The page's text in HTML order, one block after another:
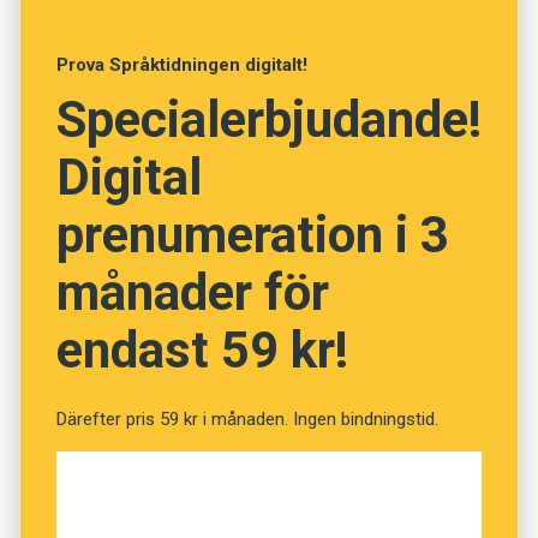
Foto: Pixabay
Prenumerera! Pröva 2 nummer av
Språktidningen för 99 kronor.
Kan du de svenska orden?
(Kviss #197)
Fråga1av12
Prova Språktidningen digitalt!
Specialerbjudande!
Digital
prenumeration i 3
månader för
endast 59 kr!
Därefter pris 59 kr i månaden. Ingen bindningstid.